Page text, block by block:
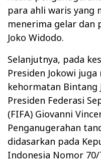
para ahli waris yang
menerima gelar dan
Joko Widodo.
Selanjutnya, pada
Presiden Jokowi
kehormatan Bintang
Presiden Federasi
(FIFA) Giovanni
Penganugerahan
didasarkan pada
Indonesia Nomor